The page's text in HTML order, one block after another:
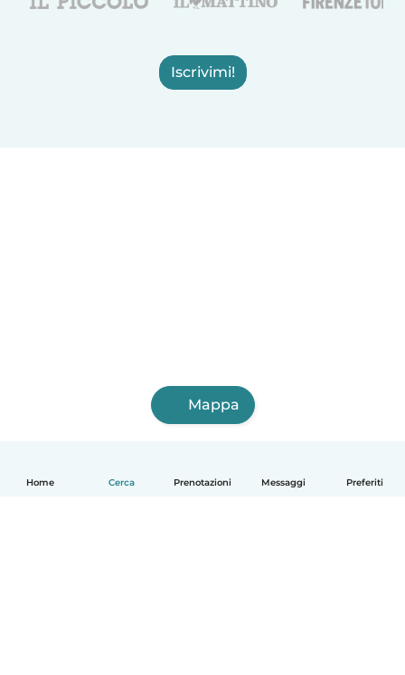
Home Cerca Prenotazioni Messaggi Preferiti
Iscrivimi!
Mappa